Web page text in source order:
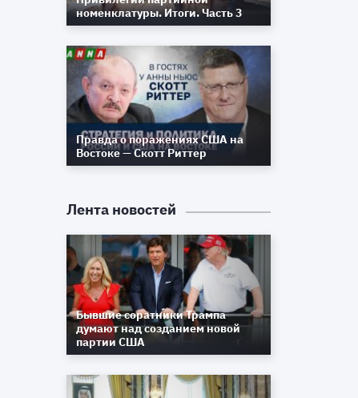
номенклатуры. Итоги. Часть 3
Правда о поражениях США на
Востоке — Скотт Риттер
Лента новостей
Бывшие соратники Трампа
думают над созданием новой
партии США